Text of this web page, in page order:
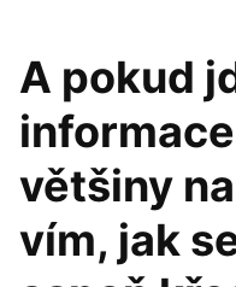
A pokud
většiny
vím, jak